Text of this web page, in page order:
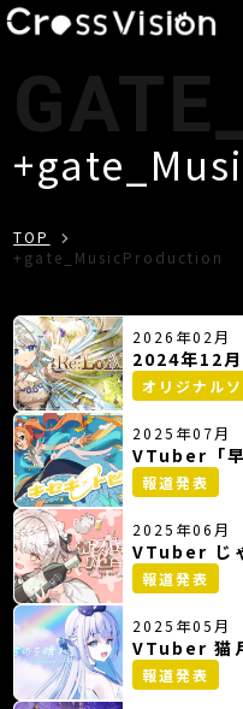
TOP
+gate_MusicProduction
2026年02月
2024年12
受賞
オリジナル
2025年07月
VTuber「
曲リリース
報道発表
2025年06月
VTuber じ
ジナルソン
ナル曲をリ
報道発表
2025年05月
VTuber 猫
プ）協力の
ース
報道発表